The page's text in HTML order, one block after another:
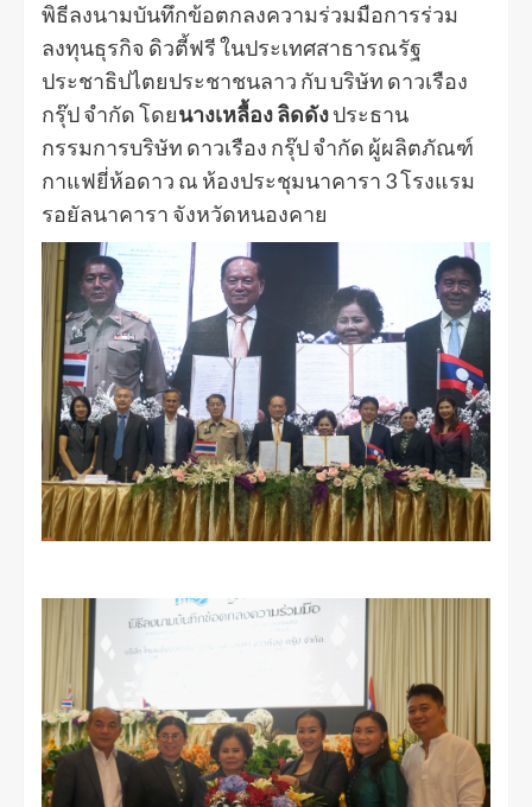
พิธีลงนามบันทึกข้อตกลงความร่วมมือการร่วม
ลงทุนธุรกิจ ดิวตี้ฟรี ในประเทศสาธารณรัฐ
ประชาธิปไตยประชาชนลาว กับ บริษัท ดาวเรือง
กรุ๊ป จำกัด โดยนางเหลื้อง ลิดดังประธาน
กรรมการบริษัท ดาวเรือง กรุ๊ป จำกัด ผู้ผลิตภัณฑ์
กาแฟยี่ห้อดาว ณ ห้องประชุมนาคารา 3 โรงแรม
รอยัลนาคารา จังหวัดหนองคาย